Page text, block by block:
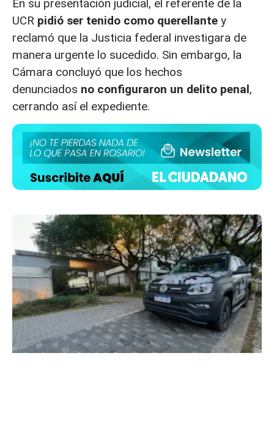
En su presentación judicial, el referente de la
UCR pidió ser tenido como querellante y
reclamó que la Justicia federal investigara de
manera urgente lo sucedido. Sin embargo, la
Cámara concluyó que los hechos
denunciados no configuraron un delito penal,
cerrando así el expediente.